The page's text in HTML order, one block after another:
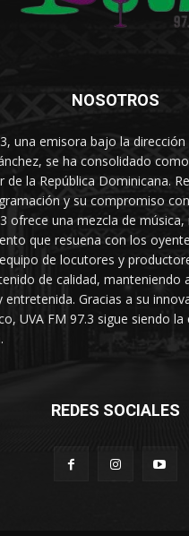
NOSOTROS
una emisora bajo la dirección
se ha consolidado
de la República Dominicana.
y su compromiso
ofrece una mezcla de
que resuena con los
de locutores y
de calidad, manteniendo
entretenida. Gracias a su
UVA FM 97.3 sigue siendo
REDES SOCIALES